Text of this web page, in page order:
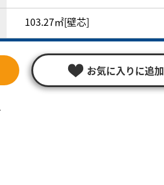
103.27㎡[壁芯]
お気に入りに追加